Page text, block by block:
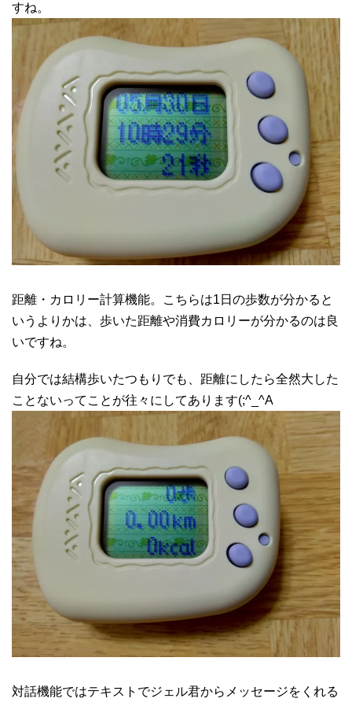
すね。
距離・カロリー計算機能。こちらは1日の歩数が分かると
いうよりかは、歩いた距離や消費カロリーが分かるのは良
いですね。
自分では結構歩いたつもりでも、距離にしたら全然大した
ことないってことが往々にしてあります(;^_^A
対話機能ではテキストでジェル君からメッセージをくれる